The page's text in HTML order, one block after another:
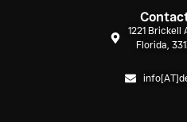
1221 Brickell
Florida,